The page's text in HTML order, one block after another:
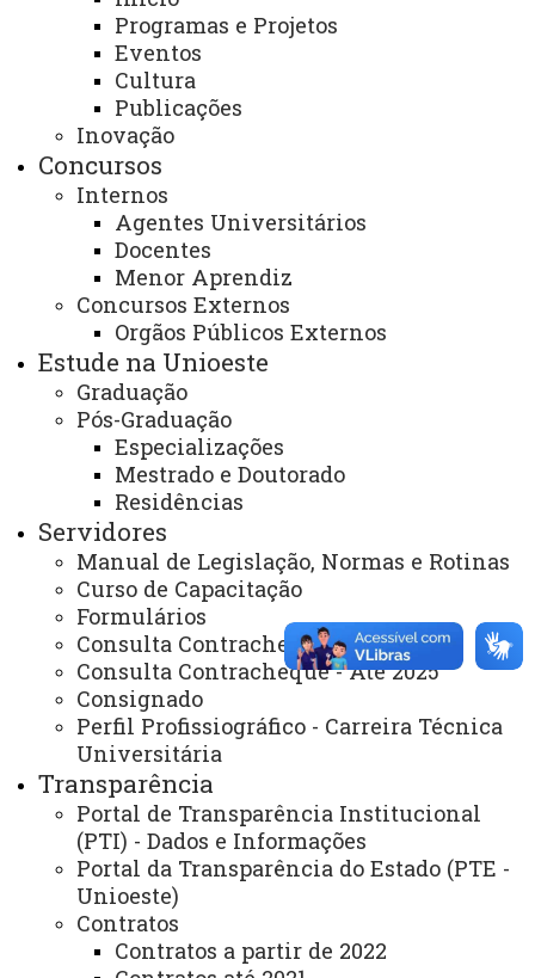
Programas e Projetos
Eventos
Cultura
Publicações
Inovação
Concursos
Internos
Agentes Universitários
Docentes
Menor Aprendiz
Concursos Externos
Orgãos Públicos Externos
Estude na Unioeste
Graduação
Pós-Graduação
Especializações
Mestrado e Doutorado
Residências
Servidores
Manual de Legislação, Normas e Rotinas
Curso de Capacitação
Formulários
Consulta Contracheque 2026
Consulta Contracheque - Até 2025
Consignado
Perfil Profissiográfico - Carreira Técnica
Universitária
Transparência
Portal de Transparência Institucional
(PTI) - Dados e Informações
Portal da Transparência do Estado (PTE -
Unioeste)
Contratos
Contratos a partir de 2022
Sistemas
Telefones
Webmail
REITORIA
Secretaria Geral
Gabinete Reitoria
Secretaria dos Conselhos Superiores
PRÓ-REITORIAS
Administração e Finanças
Extensão
Graduação
Pesquisa/Pós Graduação
Recursos Humanos
Planejamento
ASSESSORIAS
Assistência Estudantil
Auditoria Interna
Avaliação Institucional
Convênios e Captação de Recursos
Corregedoria da Unioeste